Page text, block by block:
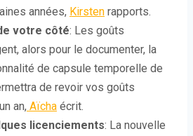
années, Kirsten rapports.
votre côté: Les goûts
alors pour le documenter, la
de capsule temporelle de
de revoir vos goûts
an, Aïcha écrit.
licenciements: La nouvelle